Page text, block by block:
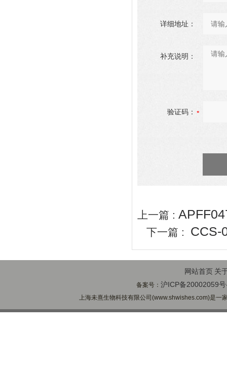
详细地址：
补充说明：
验证码：
上一篇 :
下一篇 : CCS-
网站首页 关
备案号：沪ICP备20002059
上海未熹生物科技有限公司(www.shwishes.com)是一